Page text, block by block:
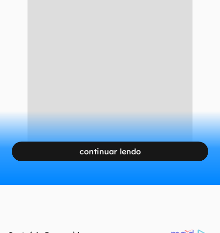
continuar lendo